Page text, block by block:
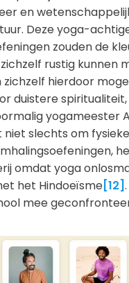
en
Deze yoga-
zouden de
rustig kunnen
hierdoor
duistere spiritualiteit,
yogameester
niet slechts om
omdat yoga
het Hindoeïsme[12]
mee